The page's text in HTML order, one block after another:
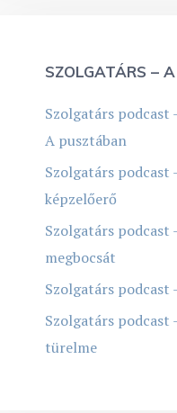
SZOLGATÁRS –
Szolgatárs podcast
A pusztában
Szolgatárs podcast
képzelőerő
Szolgatárs podcast
megbocsát
Szolgatárs podcast
Szolgatárs podcast
türelme